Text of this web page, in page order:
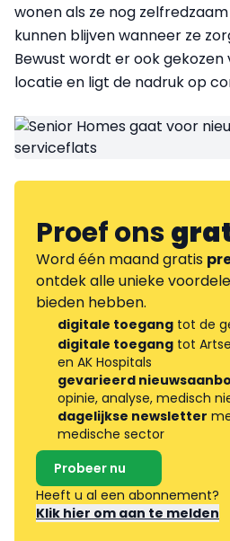
wonen als ze nog
kunnen blijven wanneer ze
Bewust wordt er ook
locatie en ligt de nadruk op
Proef ons
Word één maand gratis
ontdek alle unieke
bieden hebben.
digitale toegang tot de
digitale toegang tot
en AK Hospitals
gevarieerd
opinie, analyse, medisch
dagelijkse newsletter
medische sector
Probeer nu
Heeft u al een abonnement?
Klik hier om aan te melden